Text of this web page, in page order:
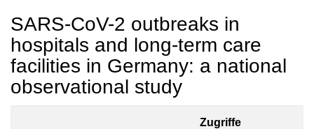
SARS-CoV-2 outbreaks in
hospitals and long-term care
facilities in Germany: a national
observational study
Zugriffe